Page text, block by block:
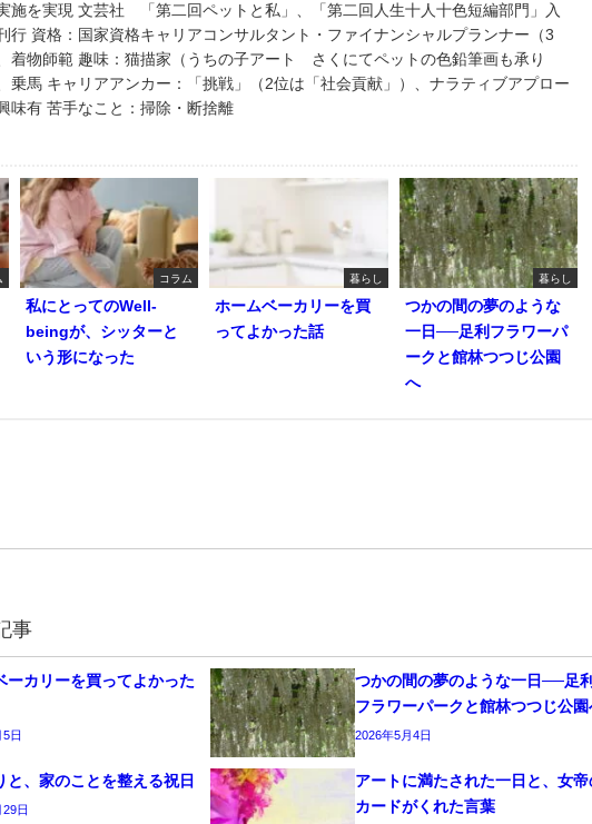
施を実現 文芸社 「第二回ペットと私」、「第二回人生十人十色短編部門」入
行 資格：国家資格キャリアコンサルタント・ファイナンシャルプランナー（3
着物師範 趣味：猫描家（うちの子アート さくにてペットの色鉛筆画も承り
乗馬 キャリアアンカー：「挑戦」（2位は「社会貢献」）、ナラティブアプロー
味有 苦手なこと：掃除・断捨離
コラム
私にとってのWell-
beingが、シッターと
いう形になった
暮らし
ホームベーカリーを買
ってよかった話
暮らし
つかの間の夢のような
一日──足利フラワーパ
ークと館林つつじ公園
へ
事
ーカリーを買ってよかった
日
つかの間の夢のような一日──足利
フラワーパークと館林つつじ公園
2026年5月4日
と、家のことを整える祝日
日
アートに満たされた一日と、女帝
カードがくれた言葉